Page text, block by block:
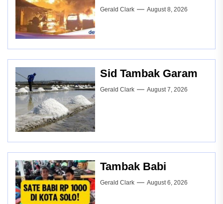
Gerald Clark August 8, 2026
Sid Tambak Garam
Gerald Clark August 7, 2026
Tambak Babi
Gerald Clark August 6, 2026